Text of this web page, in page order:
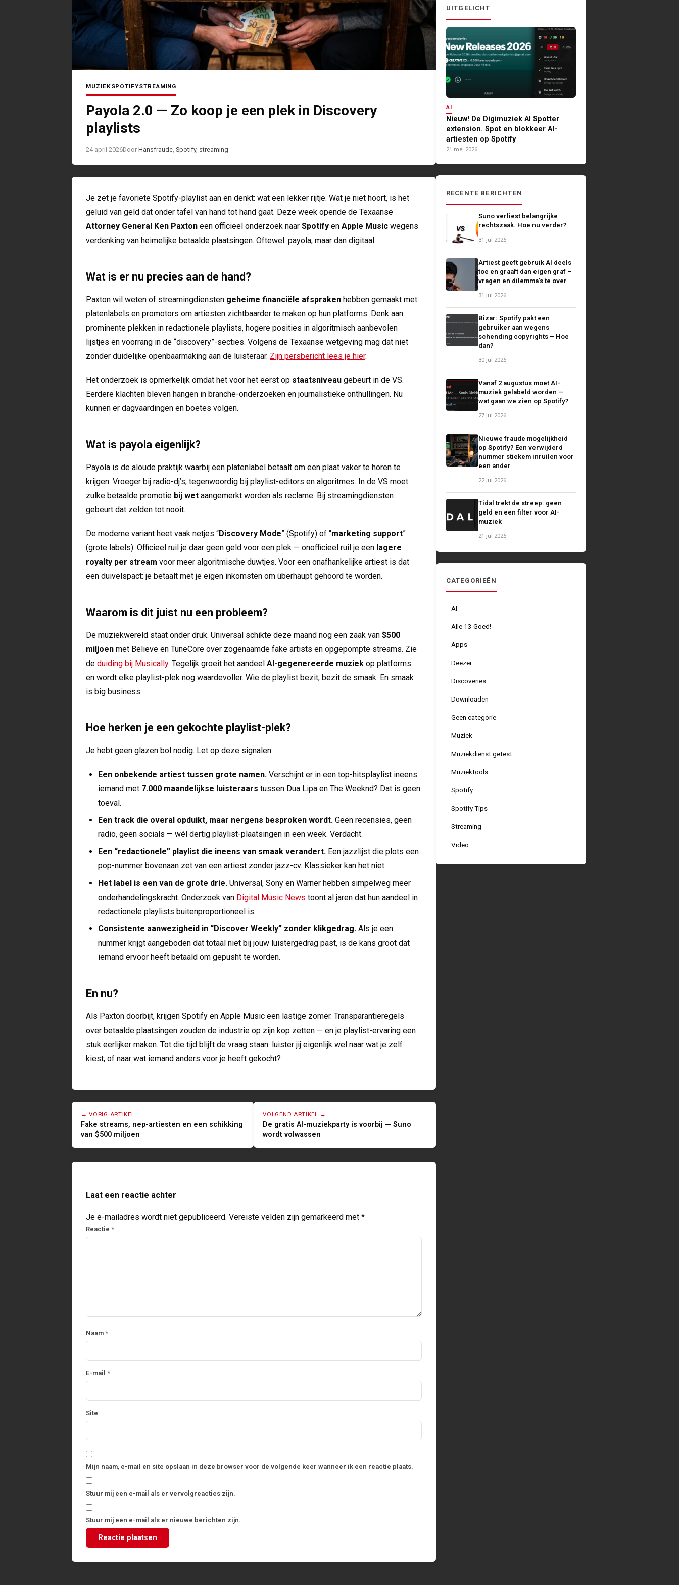
MUZIEKSPOTIFYSTREAMING
Payola 2.0 — Zo koop je een plek in Discovery
playlists
24 april 2026Door Hansfraude Spotify, streaming
Je zet je favoriete Spotify-playlist aan en denkt: wat een lekker rijtje. Wat je niet hoort, is het
geluid van geld dat onder tafel van hand tot hand gaat. Deze week opende de Texaanse
Attorney General Ken Paxton een officieel onderzoek naar Spotify en Apple Music wegens
verdenking van heimelijke betaalde plaatsingen. Oftewel: payola, maar dan digitaal.
Wat is er nu precies aan de hand?
Paxton wil weten of streamingdiensten geheime financiële afspraken hebben gemaakt met
platenlabels en promotors om artiesten zichtbaarder te maken op hun platforms. Denk aan
prominente plekken in redactionele playlists, hogere posities in algoritmisch aanbevolen
lijstjes en voorrang in de “discovery”-secties. Volgens de Texaanse wetgeving mag dat niet
zonder duidelijke openbaarmaking aan de luisteraar. Zijn persbericht lees je hier.
Het onderzoek is opmerkelijk omdat het voor het eerst op staatsniveau gebeurt in de VS.
Eerdere klachten bleven hangen in branche-onderzoeken en journalistieke onthullingen. Nu
kunnen er dagvaardingen en boetes volgen.
Wat is payola eigenlijk?
Payola is de aloude praktijk waarbij een platenlabel betaalt om een plaat vaker te horen te
krijgen. Vroeger bij radio-dj’s, tegenwoordig bij playlist-editors en algoritmes. In de VS moet
zulke betaalde promotie bij wet aangemerkt worden als reclame. Bij streamingdiensten
gebeurt dat zelden tot nooit.
De moderne variant heet vaak netjes “Discovery Mode” (Spotify) of “marketing support”
(grote labels). Officieel ruil je daar geen geld voor een plek — onofficieel ruil je een lagere
royalty per stream voor meer algoritmische duwtjes. Voor een onafhankelijke artiest is dat
een duivelspact: je betaalt met je eigen inkomsten om überhaupt gehoord te worden.
Waarom is dit juist nu een probleem?
De muziekwereld staat onder druk. Universal schikte deze maand nog een zaak van $500
miljoen met Believe en TuneCore over zogenaamde fake artists en opgepompte streams. Zie
de duiding bij Musically. Tegelijk groeit het aandeel AI-gegenereerde muziek op platforms
en wordt elke playlist-plek nog waardevoller. Wie de playlist bezit, bezit de smaak. En smaak
is big business.
Hoe herken je een gekochte playlist-plek?
Je hebt geen glazen bol nodig. Let op deze signalen:
Een onbekende artiest tussen grote namen. Verschijnt er in een top-hitsplaylist ineens
iemand met 7.000 maandelijkse luisteraars tussen Dua Lipa en The Weeknd? Dat is geen
toeval.
Een track die overal opduikt, maar nergens besproken wordt. Geen recensies, geen
radio, geen socials — wél dertig playlist-plaatsingen in een week. Verdacht.
Een “redactionele” playlist die ineens van smaak verandert. Een jazzlijst die plots een
pop-nummer bovenaan zet van een artiest zonder jazz-cv. Klassieker kan het niet.
Het label is een van de grote drie. Universal, Sony en Warner hebben simpelweg meer
onderhandelingskracht. Onderzoek van Digital Music News toont al jaren dat hun aandeel in
redactionele playlists buitenproportioneel is.
Consistente aanwezigheid in “Discover Weekly” zonder klikgedrag. Als je een
nummer krijgt aangeboden dat totaal niet bij jouw luistergedrag past, is de kans groot dat
iemand ervoor heeft betaald om gepusht te worden.
En nu?
Als Paxton doorbijt, krijgen Spotify en Apple Music een lastige zomer. Transparantieregels
over betaalde plaatsingen zouden de industrie op zijn kop zetten — en je playlist-ervaring een
stuk eerlijker maken. Tot die tijd blijft de vraag staan: luister jij eigenlijk wel naar wat je zelf
kiest, of naar wat iemand anders voor je heeft gekocht?
← VORIG ARTIKEL
Fake streams, nep-artiesten en een schikking
van $500 miljoen
VOLGEND ARTIKEL →
De gratis AI-muziekparty is voorbij — Suno
wordt volwassen
Laat een reactie achter
Je e-mailadres wordt niet gepubliceerd. Vereiste velden zijn gemarkeerd met *
Reactie *
Naam *
E-mail *
Site
Mijn naam, e-mail en site opslaan in deze browser voor de volgende keer wanneer ik een reactie plaats.
Stuur mij een e-mail als er vervolgreacties zijn.
Stuur mij een e-mail als er nieuwe berichten zijn.
UITGELICHT
AI
Nieuw! De Digimuziek AI Spotter
extension. Spot en blokkeer AI-
artiesten op Spotify
21 mei 2026
RECENTE BERICHTEN
Suno verliest belangrijke
rechtszaak. Hoe nu verder?
31 jul 2026
Artiest geeft gebruik AI deels
toe en graaft dan eigen graf –
vragen en dilemma’s te over
31 jul 2026
Bizar: Spotify pakt een
gebruiker aan wegens
schending copyrights – Hoe
dan?
30 jul 2026
Vanaf 2 augustus moet AI-
muziek gelabeld worden —
wat gaan we zien op Spotify?
27 jul 2026
Nieuwe fraude mogelijkheid
op Spotify? Een verwijderd
nummer stiekem inruilen voor
een ander
22 jul 2026
Tidal trekt de streep: geen
geld en een filter voor AI-
muziek
21 jul 2026
CATEGORIEËN
AI
Alle 13 Goed!
Apps
Deezer
Discoveries
Downloaden
Geen categorie
Muziek
Muziekdienst getest
Muziektools
Spotify
Spotify Tips
Streaming
Video